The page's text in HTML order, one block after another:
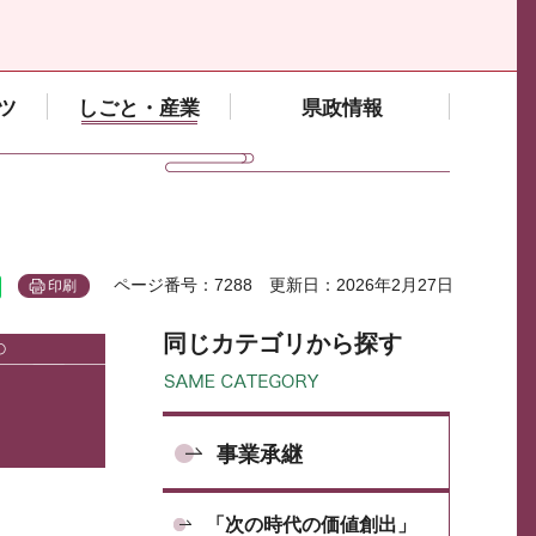
しごと・産業 県政情報
印刷 ページ番号：7288 更新日：2026年2月27日
同じカテゴリから探す
事業承継
「次の時代の価値創出」